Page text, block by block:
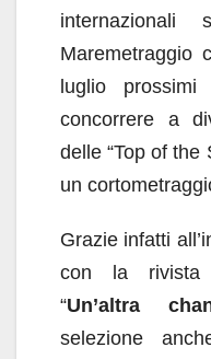
internazionali
luglio
concorrere a
delle “Top of
un
Grazie infatti
con la rivista
“Un’altra
selezione